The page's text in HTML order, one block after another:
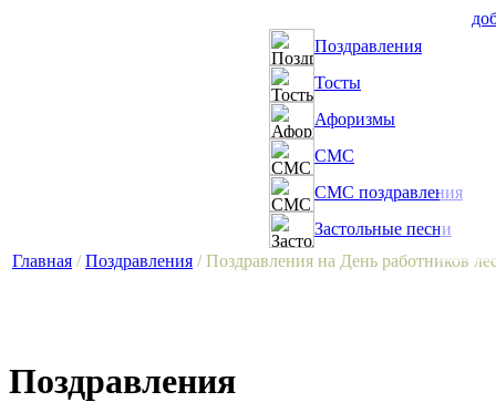
Поздравления
Тосты
Афоризмы
СМС
СМС поздравления
Застольные песни
Главная /Поздравления / Поздравления на День работников
Поздравления